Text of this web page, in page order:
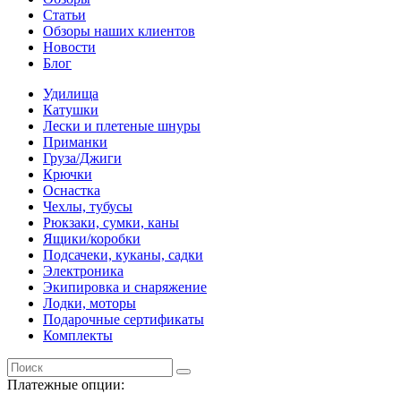
Статьи
Обзоры наших клиентов
Новости
Блог
Удилища
Катушки
Лески и плетеные шнуры
Приманки
Груза/Джиги
Крючки
Оснастка
Чехлы, тубусы
Рюкзаки, сумки, каны
Ящики/коробки
Подсачеки, куканы, садки
Электроника
Экипировка и снаряжение
Лодки, моторы
Подарочные сертификаты
Комплекты
Платежные опции: